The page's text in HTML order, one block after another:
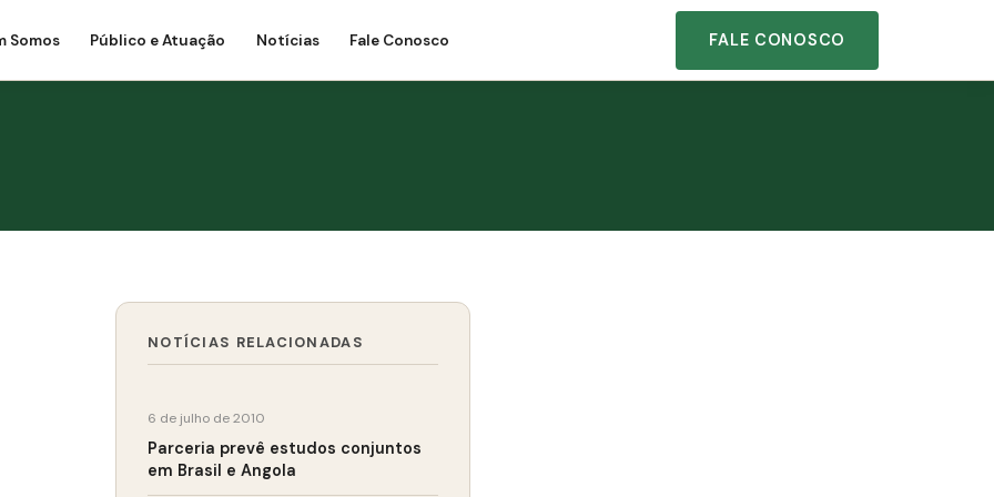
Somos Público e Atuação Notícias Fale Conosco FALE CONOSCO
NOTÍCIAS RELACIONADAS
6 de julho de 2010
Parceria prevê estudos conjuntos
em Brasil e Angola